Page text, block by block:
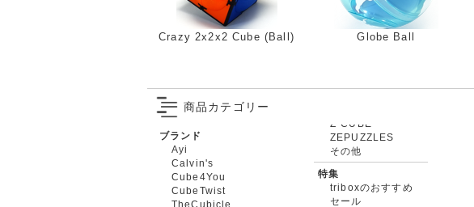
Crazy 2x2x2 Cube (Ball) Globe Ball
商品カテゴリー
ブランド
Ayi
Calvin's
Cube4You
CubeTwist
TheCubicle
ZEPUZZLES
その他
特集
triboxのおすすめ
セール